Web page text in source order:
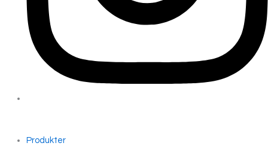
Produkter